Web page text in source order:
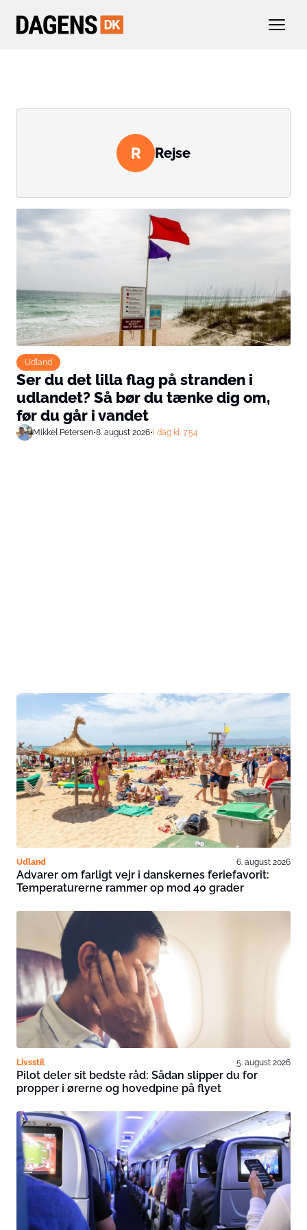
R Rejse
Udland
Ser du det lilla flag på stranden i
udlandet? Så bør du tænke dig om,
før du går i vandet
Mikkel Petersen•8. august 2026•I dag kl. 7:54
Udland 6. august 2026
Advarer om farligt vejr i danskernes feriefavorit:
Temperaturerne rammer op mod 40 grader
Livsstil 5. august 2026
Pilot deler sit bedste råd: Sådan slipper du for
propper i ørerne og hovedpine på flyet